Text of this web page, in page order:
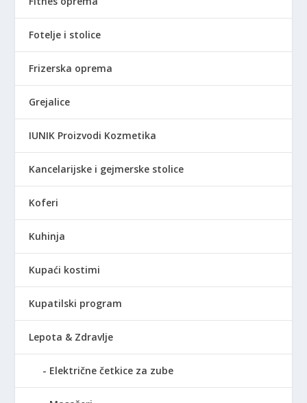
3
,
D
.
S
Fotelje i stolice
Frizerska oprema
Grejalice
IUNIK Proizvodi Kozmetika
Kancelarijske i gejmerske stolice
Koferi
Kuhinja
Kupaći kostimi
Kupatilski program
Lepota & Zdravlje
Električne četkice za zube